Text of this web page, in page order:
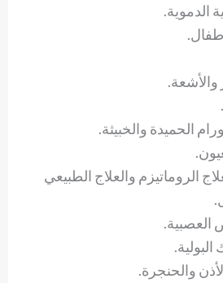
الدموية.
الحميدة والخبيثة.
الروماتيزم والعلاج الطبيعي
العصبية.
والحنجرة.